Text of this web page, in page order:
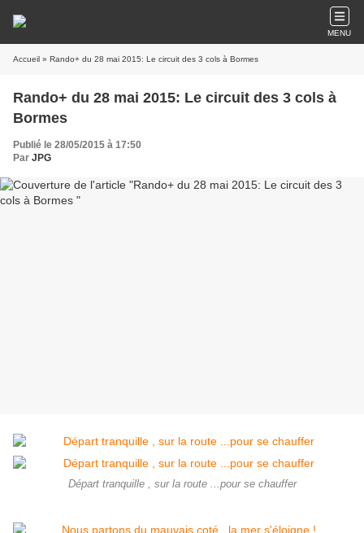
MENU
Accueil » Rando+ du 28 mai 2015: Le circuit des 3 cols à Bormes
Rando+ du 28 mai 2015: Le circuit des 3 cols à
Bormes
Publié le 28/05/2015 à 17:50
Par JPG
Départ tranquille , sur la route ...pour se chauffer